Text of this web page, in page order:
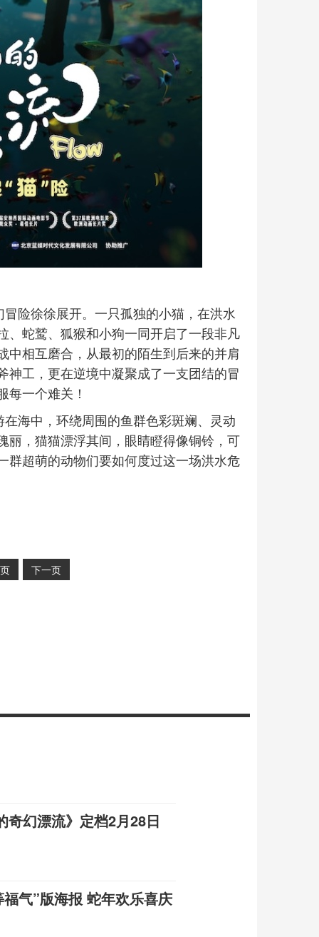
险徐徐展开。一只孤独的小猫，在洪水
、蛇鹫、狐猴和小狗一同开启了一段非凡
相互磨合，从最初的陌生到后来的并肩
工，更在逆境中凝聚成了一支团结的冒
一个难关！
海中，环绕周围的鱼群色彩斑斓、灵动
丽，猫猫漂浮其间，眼睛瞪得像铜铃，可
群超萌的动物们要如何度过这一场洪水危
页 下一页
奇幻漂流》定档2月28日
气”版海报 蛇年欢乐喜庆